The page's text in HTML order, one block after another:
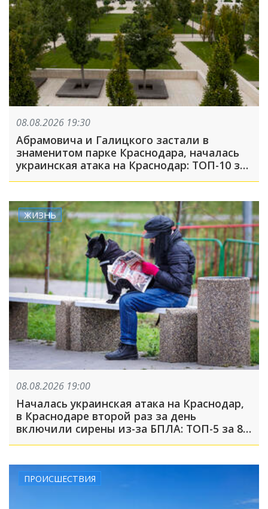
08.08.2026 19:30
Абрамовича и Галицкого застали в
знаменитом парке Краснодара, началась
украинская атака на Краснодар: ТОП-10 за
ЖИЗНЬ
08.08.2026 19:00
Началась украинская атака на Краснодар,
в Краснодаре второй раз за день
включили сирены из-за БПЛА: ТОП-5 за 8
ПРОИСШЕСТВИЯ